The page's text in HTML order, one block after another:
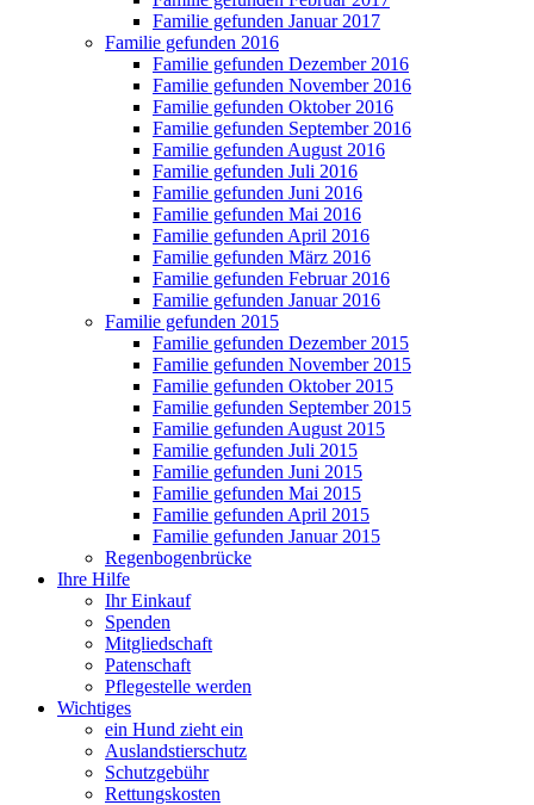
Familie gefunden Januar 2017
Familie gefunden 2016
Familie gefunden Dezember 2016
Familie gefunden November 2016
Familie gefunden Oktober 2016
Familie gefunden September 2016
Familie gefunden August 2016
Familie gefunden Juli 2016
Familie gefunden Juni 2016
Familie gefunden Mai 2016
Familie gefunden April 2016
Familie gefunden März 2016
Familie gefunden Februar 2016
Familie gefunden Januar 2016
Familie gefunden 2015
Familie gefunden Dezember 2015
Familie gefunden November 2015
Familie gefunden Oktober 2015
Familie gefunden September 2015
Familie gefunden August 2015
Familie gefunden Juli 2015
Familie gefunden Juni 2015
Familie gefunden Mai 2015
Familie gefunden April 2015
Familie gefunden Januar 2015
Regenbogenbrücke
Ihre Hilfe
Ihr Einkauf
Spenden
Mitgliedschaft
Patenschaft
Pflegestelle werden
Wichtiges
ein Hund zieht ein
Auslandstierschutz
Schutzgebühr
Rettungskosten